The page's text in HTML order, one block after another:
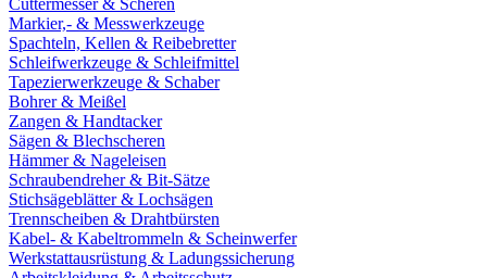
Cuttermesser & Scheren
Markier,- & Messwerkzeuge
Spachteln, Kellen & Reibebretter
Schleifwerkzeuge & Schleifmittel
Tapezierwerkzeuge & Schaber
Bohrer & Meißel
Zangen & Handtacker
Sägen & Blechscheren
Hämmer & Nageleisen
Schraubendreher & Bit-Sätze
Stichsägeblätter & Lochsägen
Trennscheiben & Drahtbürsten
Kabel- & Kabeltrommeln & Scheinwerfer
Werkstattausrüstung & Ladungssicherung